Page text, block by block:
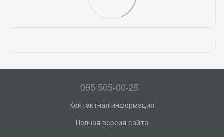
095 505-00-25
Контактная информация
Полная версия сайта